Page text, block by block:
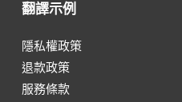
翻譯示例
隱私權政策
退款政策
服務條款